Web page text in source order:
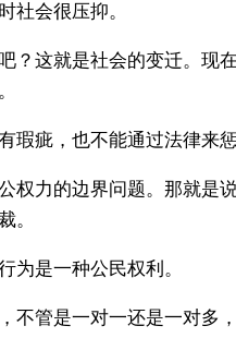
社会很压抑。
这就是社会的变迁。现
瑕疵，也不能通过法律来
权力的边界问题。那就是
。
是一种公民权利。
管是一对一还是一对多